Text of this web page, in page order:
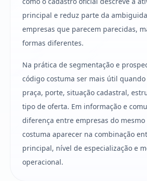
principal e reduz parte da
empresas que parecem parecidas,
formas diferentes.
Na prática de segmentação e
código costuma ser mais útil quando
praça, porte, situação cadastral,
tipo de oferta. Em informação e
diferença entre empresas do
costuma aparecer na combinação
principal, nível de especialização e
operacional.